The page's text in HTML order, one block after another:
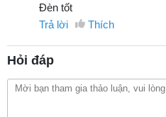
Đèn tốt
Trả lời
Thích
Hỏi đáp